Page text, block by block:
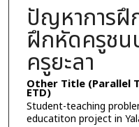
ปัญหาการฝึ
ฝึกหัดครูชน
ครูยะลา
Other Title (Parallel
ETD)
Student-teaching
educatiton project in